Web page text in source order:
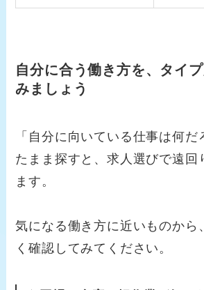
自分に合う働き方を、タイ
みましょう
「自分に向いている仕事は何
たまま探すと、求人選びで遠回
ます。
気になる働き方に近いものから
く確認してみてください。